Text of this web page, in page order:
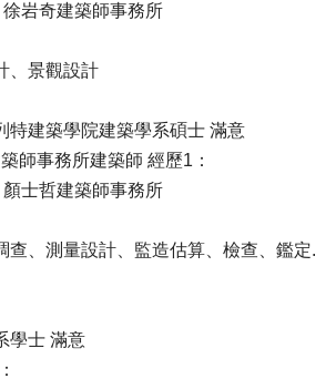
岩奇建築師事務所
、景觀設計
特建築學院建築學系碩士 滿意
師事務所建築師 經歷1：
士哲建築師事務所
查、測量設計、監造估算、檢查、鑑定.
學士 滿意